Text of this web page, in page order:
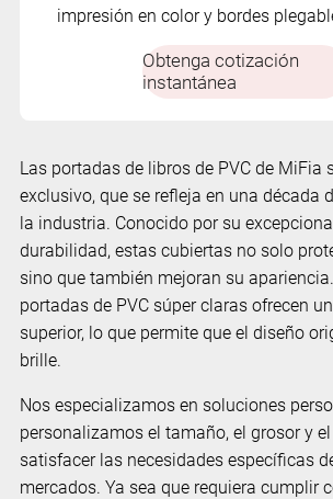
impresión en color y bordes
personalizadas para una perfecta
Obtenga cotización
instantánea
Las portadas de libros de PVC de MiFia
exclusivo, que se refleja en una década
la industria. Conocido por su
durabilidad, estas cubiertas no solo
sino que también mejoran su
portadas de PVC súper claras ofrecen
superior, lo que permite que el diseño
brille.
Nos especializamos en soluciones
personalizamos el tamaño, el grosor y
satisfacer las necesidades específicas
mercados. Ya sea que requiera cumplir